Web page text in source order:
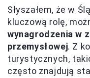
Słyszałem, że w
kluczową rolę,
wynagrodzenia w
przemysłowej. Z
turystycznych,
często znajdują